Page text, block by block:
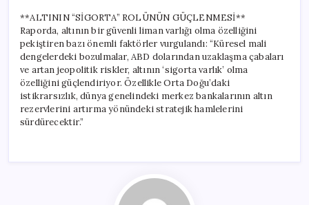
**ALTININ “SİGORTA” ROLÜNÜN GÜÇLENMESİ**
Raporda, altının bir güvenli liman varlığı olma özelliğini
pekiştiren bazı önemli faktörler vurgulandı: “Küresel mali
dengelerdeki bozulmalar, ABD dolarından uzaklaşma çabaları
ve artan jeopolitik riskler, altının ‘sigorta varlık’ olma
özelliğini güçlendiriyor. Özellikle Orta Doğu’daki
istikrarsızlık, dünya genelindeki merkez bankalarının altın
rezervlerini artırma yönündeki stratejik hamlelerini
sürdürecektir.”